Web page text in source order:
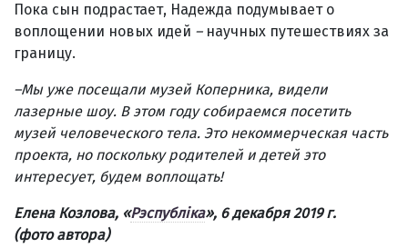
Пока сын подрастает, Надежда подумывает о
воплощении новых идей –научных путешествиях за
границу.
–Мы уже посещали музей Коперника, видели
лазерные шоу. В этом году собираемся посетить
музей человеческого тела. Это некоммерческая часть
проекта, но поскольку родителей и детей это
интересует, будем воплощать!
Елена Козлова, «Рэспубліка», 6 декабря 2019 г.
(фото автора)